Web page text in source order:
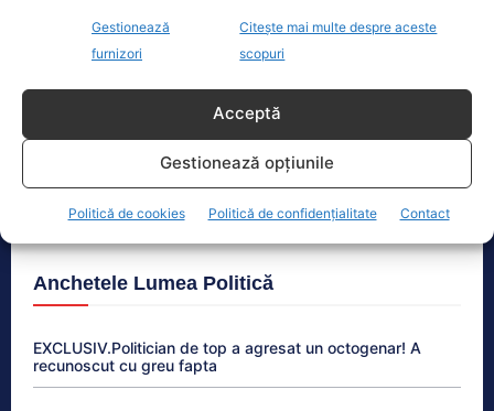
Gestionează
furnizori
Citește mai multe despre aceste
scopuri
Acceptă
Gestionează opțiunile
Politică de cookies Politică de confidențialitate Contact
amendamentele PSD
Guvernul României pregătește un plan de risc
energetic. Scenarii precum pandemii, cutremure și
conflicte armate
Anchetele Lumea Politică
EXCLUSIV.Politician de top a agresat un octogenar! A
recunoscut cu greu fapta